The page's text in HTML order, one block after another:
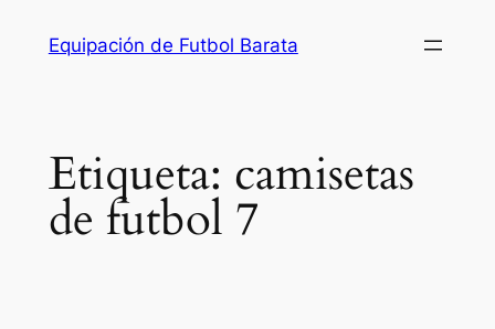
Equipación de Futbol Barata
Etiqueta: camisetas
de futbol 7